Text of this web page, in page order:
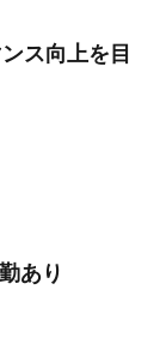
ス向上を目
あり